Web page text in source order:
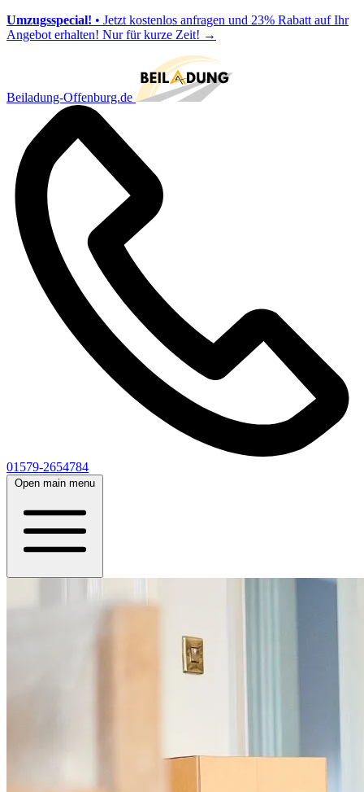
Umzugsspecial! • Jetzt kostenlos anfragen und 23% Rabatt auf Ihr
Angebot erhalten! Nur für kurze Zeit! →
Beiladung-Offenburg.de
01579-2654784
Open main menu